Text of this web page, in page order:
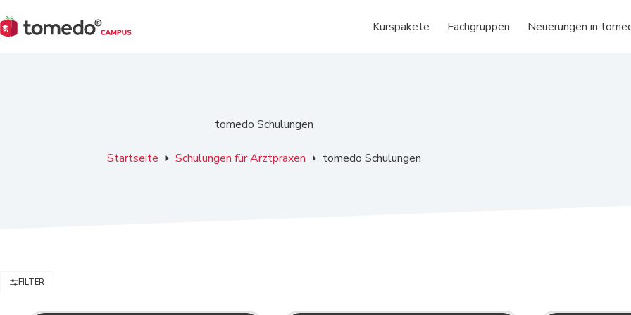
Inhalt
springen
Kurspakete Fachgruppen Neuerungen in
tomedo Schulungen
Startseite Schulungen für Arztpraxen tomedo Schulungen
FILTER